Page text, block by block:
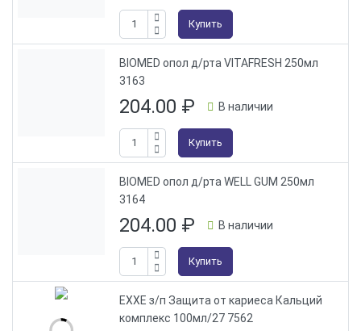
Купить
BIOMED опол д/рта VITAFRESH 250мл
3163
204.00 ₽ В наличии
Купить
BIOMED опол д/рта WELL GUM 250мл
3164
204.00 ₽ В наличии
Купить
EXXE з/п Защита от кариеса Кальций
комплекс 100мл/27 7562